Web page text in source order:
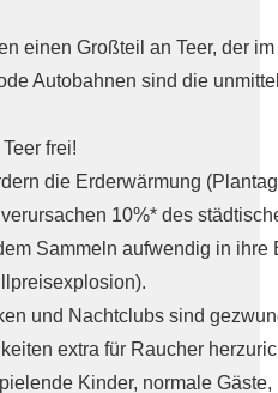
einen Großteil an Teer, der
Autobahnen sind die
frei!
die Erderwärmung
10%* des
Sammeln aufwendig in ihre
und Nachtclubs sind
extra für Raucher
Kinder, normale Gäste,